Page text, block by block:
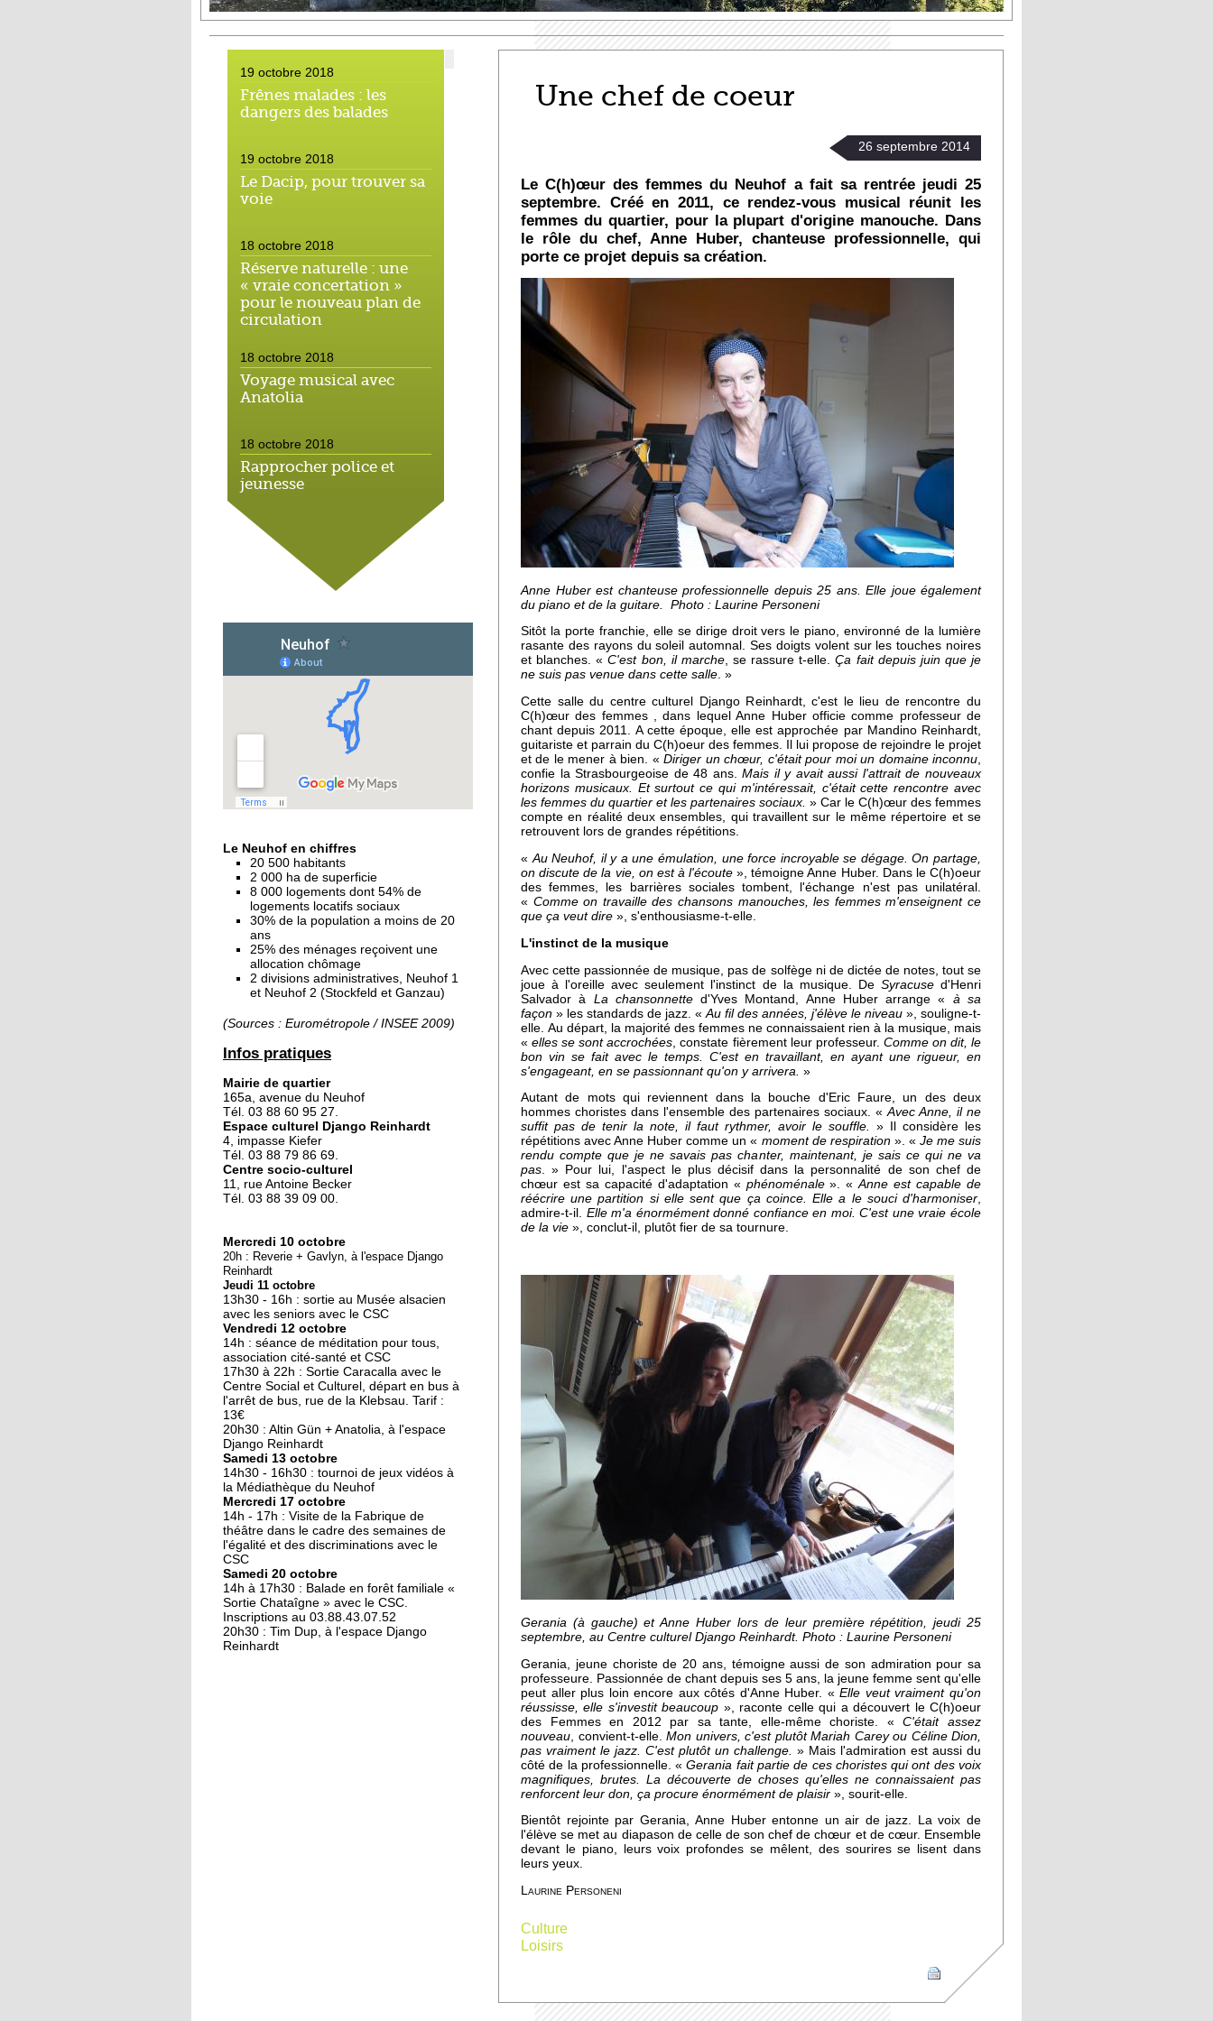
19 octobre 2018
Frênes malades : les
dangers des balades
19 octobre 2018
Le Dacip, pour trouver sa
voie
18 octobre 2018
Réserve naturelle : une
« vraie concertation »
pour le nouveau plan de
circulation
18 octobre 2018
Voyage musical avec
Anatolia
18 octobre 2018
Rapprocher police et
jeunesse
18 octobre 2018
Un jardin face aux
obstacles
Jouer à Fifa à la
médiathèque
16 octobre 2018
«Chacun me propose un
autofinancement là, ce
qui vous vient !»
16 octobre 2018
ciel ouvert »
16 octobre 2018
Un vécu de poids
15 octobre 2018
Difracto : devenir un pro
avec Django
Le vrac s'invite au Neuhof
11 octobre 2018
Les petites filles
chaussent leurs
10 octobre 2018
Nouveau look pour une
nouvelle mairie
19 octobre 2017
Face au challenge du
numérique
19 octobre 2017
La précarité tue
18 octobre 2017
Quatre décennies au
chevet du Neuhof
18 octobre 2017
Kamisa Negra : première !
Le Neuhof en chiffres
20 500 habitants
2 000 ha de superficie
8 000 logements dont 54% de
logements locatifs sociaux
30% de la population a moins de 20
ans
25% des ménages reçoivent une
allocation chômage
2 divisions administratives, Neuhof 1
et Neuhof 2 (Stockfeld et Ganzau)
(Sources : Eurométropole / INSEE 2009)
Infos pratiques
Mairie de quartier
165a, avenue du Neuhof
Tél. 03 88 60 95 27.
Espace culturel Django Reinhardt
4, impasse Kiefer
Tél. 03 88 79 86 69.
Centre socio-culturel
11, rue Antoine Becker
Tél. 03 88 39 09 00.
Mercredi 10 octobre
20h : Reverie + Gavlyn, à l'espace Django
Reinhardt
Jeudi 11 octobre
13h30 - 16h : sortie au Musée alsacien
avec les seniors avec le CSC
Vendredi 12 octobre
14h : séance de méditation pour tous,
association cité-santé et CSC
17h30 à 22h : Sortie Caracalla avec le
Centre Social et Culturel, départ en bus à
l'arrêt de bus, rue de la Klebsau. Tarif :
13€
20h30 : Altin Gün + Anatolia, à l'espace
Django Reinhardt
Samedi 13 octobre
14h30 - 16h30 : tournoi de jeux vidéos à
la Médiathèque du Neuhof
Mercredi 17 octobre
14h - 17h : Visite de la Fabrique de
théâtre dans le cadre des semaines de
l'égalité et des discriminations avec le
CSC
Samedi 20 octobre
14h à 17h30 : Balade en forêt familiale «
Sortie Chataîgne » avec le CSC.
Inscriptions au 03.88.43.07.52
20h30 : Tim Dup, à l'espace Django
Reinhardt
Une chef de coeur
26 septembre 2014
Le C(h)œur des femmes du Neuhof a fait sa rentrée jeudi 25
septembre. Créé en 2011, ce rendez-vous musical réunit les
femmes du quartier, pour la plupart d'origine manouche. Dans
le rôle du chef, Anne Huber, chanteuse professionnelle, qui
porte ce projet depuis sa création.
Anne Huber est chanteuse professionnelle depuis 25 ans. Elle joue également
du piano et de la guitare. Photo : Laurine Personeni
Sitôt la porte franchie, elle se dirige droit vers le piano, environné de la lumière
rasante des rayons du soleil automnal. Ses doigts volent sur les touches noires
et blanches. « C'est bon, il marche, se rassure t-elle.Ça fait depuis juin que je
ne suis pas venue dans cette salle. »
Cette salle du centre culturel Django Reinhardt, c'est le lieu de rencontre du
C(h)œur des femmes , dans lequel Anne Huber officie comme professeur de
chant depuis 2011. A cette époque, elle est approchée par Mandino Reinhardt,
guitariste et parrain du C(h)oeur des femmes. Il lui propose de rejoindre le projet
et de le mener à bien. « Diriger un chœur, c'était pour moi un domaine inconnu,
confie la Strasbourgeoise de 48 ans.Mais il y avait aussi l'attrait de nouveaux
horizons musicaux. Et surtout ce qui m'intéressait, c'était cette rencontre avec
les femmes du quartier et les partenaires sociaux. » Car le C(h)œur des femmes
compte en réalité deux ensembles, qui travaillent sur le même répertoire et se
retrouvent lors de grandes répétitions.
« Au Neuhof, il y a une émulation, une force incroyable se dégage. On partage,
on discute de la vie, on est à l'écoute », témoigne Anne Huber. Dans le C(h)oeur
des femmes, les barrières sociales tombent, l'échange n'est pas unilatéral.
« Comme on travaille des chansons manouches, les femmes m'enseignent ce
que ça veut dire », s'enthousiasme-t-elle.
L'instinct de la musique
Avec cette passionnée de musique, pas de solfège ni de dictée de notes, tout se
joue à l'oreille avec seulement l'instinct de la musique. De Syracused'Henri
Salvador à La chansonnetted'Yves Montand, Anne Huber arrange « à sa
façon » les standards de jazz. « Au fil des années, j'élève le niveau », souligne-t-
elle. Au départ, la majorité des femmes ne connaissaient rien à la musique, mais
«elles se sont accrochées , constate fièrement leur professeur. Comme on dit, le
bon vin se fait avec le temps. C'est en travaillant, en ayant une rigueur, en
s'engageant, en se passionnant qu'on y arrivera. »
Autant de mots qui reviennent dans la bouche d'Eric Faure, un des deux
hommes choristes dans l'ensemble des partenaires sociaux. «Avec Anne, il ne
suffit pas de tenir la note, il faut rythmer, avoir le souffle. » Il considère les
répétitions avec Anne Huber comme un « moment de respiration». « Je me suis
rendu compte que je ne savais pas chanter, maintenant, je sais ce qui ne va
pas. » Pour lui, l'aspect le plus décisif dans la personnalité de son chef de
chœur est sa capacité d'adaptation « phénoménale». «Anne est capable de
réécrire une partition si elle sent que ça coince. Elle a le souci d'harmoniser,
admire-t-il. Elle m'a énormément donné confiance en moi. C'est une vraie école
de la vie », conclut-il, plutôt fier de sa tournure.
Gerania (à gauche) et Anne Huber lors de leur première répétition, jeudi 25
septembre, au Centre culturel Django Reinhardt. Photo : Laurine Personeni
Gerania, jeune choriste de 20 ans, témoigne aussi de son admiration pour sa
professeure. Passionnée de chant depuis ses 5 ans, la jeune femme sent qu'elle
peut aller plus loin encore aux côtés d'Anne Huber. «Elle veut vraiment qu'on
réussisse, elle s'investit beaucoup », raconte celle qui a découvert le C(h)oeur
des Femmes en 2012 par sa tante, elle-même choriste. «C'était assez
nouveau , convient-t-elle. Mon univers, c'est plutôt Mariah Carey ou Céline Dion,
pas vraiment le jazz. C'est plutôt un challenge. » Mais l'admiration est aussi du
côté de la professionnelle. «Gerania fait partie de ces choristes qui ont des voix
magnifiques, brutes. La découverte de choses qu'elles ne connaissaient pas
renforcent leur don, ça procure énormément de plaisir », sourit-elle.
Bientôt rejointe par Gerania, Anne Huber entonne un air de jazz. La voix de
l'élève se met au diapason de celle de son chef de chœur et de cœur. Ensemble
devant le piano, leurs voix profondes se mêlent, des sourires se lisent dans
leurs yeux.
Laurine Personeni
Culture
Loisirs